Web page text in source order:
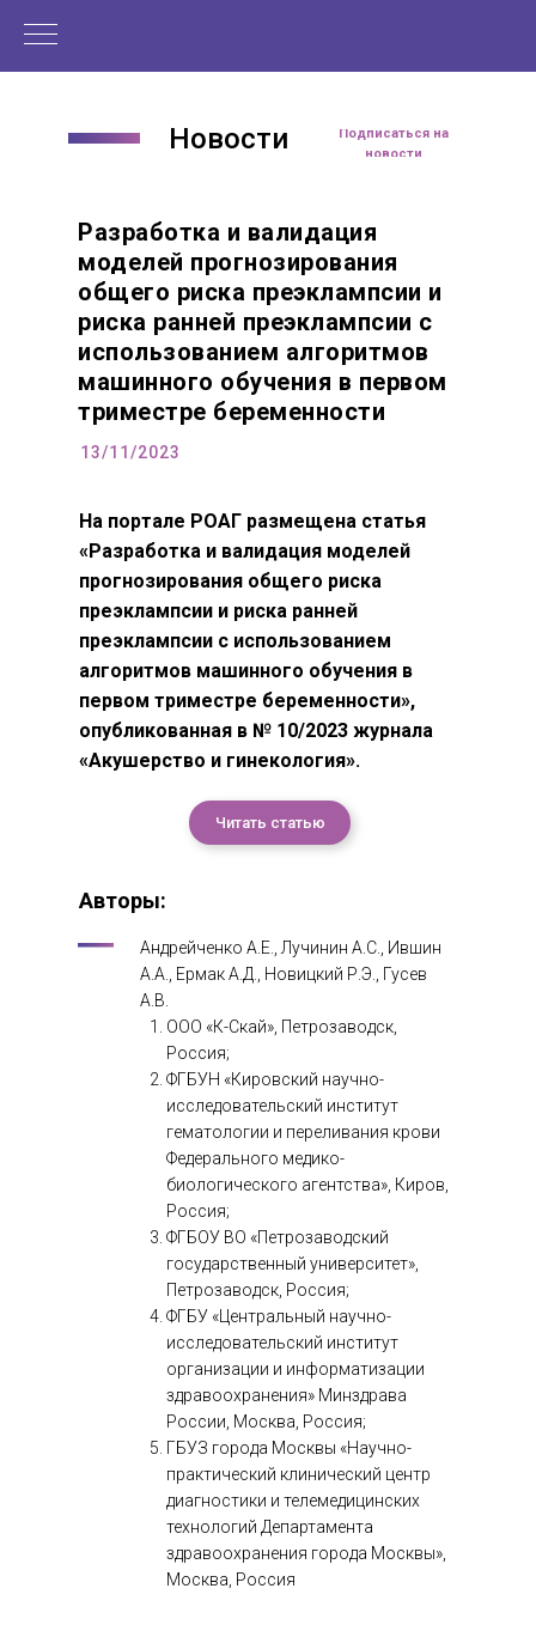
Новости
Подписаться на
новости
Разработка и валидация
моделей прогнозирования
общего риска преэклампсии и
риска ранней преэклампсии с
использованием алгоритмов
машинного обучения в первом
триместре беременности
13/11/2023
На портале РОАГ размещена статья
«Разработка и валидация моделей
прогнозирования общего риска
преэклампсии и риска ранней
преэклампсии с использованием
алгоритмов машинного обучения в
первом триместре беременности»,
опубликованная в № 10/2023 журнала
«Акушерство и гинекология».
Андрейченко А.Е., Лучинин А.С., Ившин
А.А., Ермак А.Д., Новицкий Р.Э., Гусев
А.В.
ООО «К-Скай», Петрозаводск,
Россия;
ФГБУН «Кировский научно-
исследовательский институт
гематологии и переливания крови
Федерального медико-
биологического агентства», Киров,
Россия;
ФГБОУ ВО «Петрозаводский
государственный университет»,
Петрозаводск, Россия;
ФГБУ «Центральный научно-
исследовательский институт
организации и информатизации
здравоохранения» Минздрава
России, Москва, Россия;
ГБУЗ города Москвы «Научно-
практический клинический центр
диагностики и телемедицинских
технологий Департамента
здравоохранения города Москвы»,
Москва, Россия
Читать статью
Авторы: